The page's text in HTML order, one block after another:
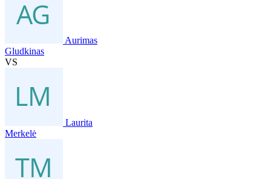
Aurimas
Gludkinas
VS
Laurita
Merkelė